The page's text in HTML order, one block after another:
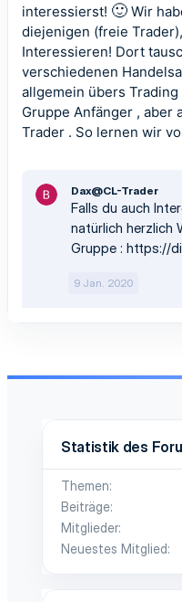
interessierst! 🙂 Wir
diejenigen (freie
Interessieren! Dort
verschiedenen
allgemein übers
Gruppe Anfänger , aber
Trader . So lernen wir
Dax@CL-Trader
Falls du auch
natürlich herzlich
Gruppe : https://
9 Jan. 2020
Statistik des
Themen
Beiträge
Mitglieder
Neuestes Mitglied